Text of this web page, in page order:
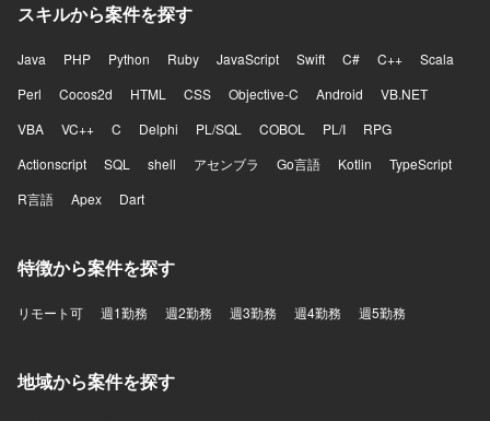
スキルから案件を探す
Java PHP Python Ruby JavaScript Swift C# C++
Scala
Perl
Cocos2d HTML CSS Objective-C Android
VB.NET
VBA
VC++ C Delphi PL/SQL COBOL PL/I
RPG
Actionscript
SQL shell アセンブラ Go言語 Kotlin
TypeScript
R言語
Apex Dart
特徴から案件を探す
リモート可 週1勤務 週2勤務 週3勤務 週4勤務 週5勤務
地域から案件を探す